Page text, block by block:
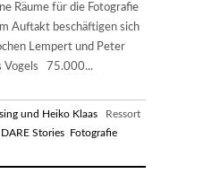
Räume für die Fotografie
Auftakt beschäftigen sich
Lempert und Peter
Vogels 75.000...
und Heiko Klaas Ressort
DARE Stories Fotografie